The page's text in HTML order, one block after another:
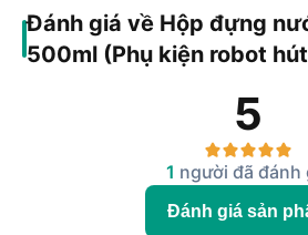
Đánh giá về Hộp đựng
500ml (Phụ kiện robot
5
1 người đã đánh
Đánh giá sản